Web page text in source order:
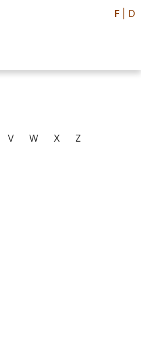
F D
V W X Z